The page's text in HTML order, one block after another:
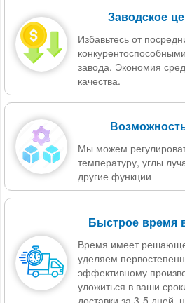
Заводское
Избавьтесь от
завода. Экономия
качества.
Мы можем
температуру, углы
другие функции
Быстрое время
Время имеет
уделяем
эффективному
уложиться в ваши
доставки за 3-5 дней,